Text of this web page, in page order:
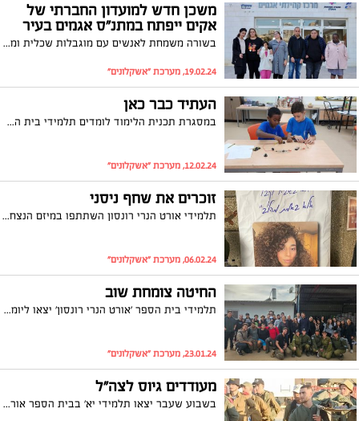
משכן חדש למועדון החברתי של
אקים ייפתח במתנ"ס אגמים בעיר
בשורה משמחת לאנשים עם מוגבלות שכלית ומשפחותיהם באשקלון. לאחר תקופה ארוכה של חיפושים ותודות להתגייסותה של עיריית אשקלון לסיוע בנושא, נמצא למועדון אקים מקום באחד המתנ"סים היפים במדינה. המועדון ייתן מענה לכ-40 אנשים עם מוגבלות, תושבי העיר, וישלב בתוכו חוגים וסדנאות ייחודיים לחברי המועדון "בכך באה לידי ביטוי התפיסה הערכית המקדמת הכללת אנשים עם מוגבלות בתוך הקהילה, שהיא חלק מהעיר אשקלון ומהעשייה שבה"עם מוגבלות שכלית ומשפחותיהם באשקלון:
19.02.24, מערכת "אשקלונים"
העתיד כבר כאן
במסגרת תכנית הלימוד לומדים תלמידי בית הספר הראל שימוש במדפסות תלת מימד רובוטיקה אלקטרוניקה ובינה מלאכותית, בנוסף, מלמדים תלמידים מצטיינים את שאר התלמידים באותן התוכניות ."אנו חושפים את התלמידים לכלים טכנולוגיים עכשוויים", מספרת מנהלת בית הספר סיגל אביב.
12.02.24, מערכת "אשקלונים"
זוכרים את שחף ניסני
תלמידי אורט הנרי רונסון השתתפו במיזם הנצחה מרגש לזכר בוגרת בית הספר, שחף ניסני שנרצחה בשבת השחורה
06.02.24, מערכת "אשקלונים"
החיטה צומחת שוב
תלמידי בית הספר 'אורט הנרי רונסון' יצאו ליומיים של התנדבות והכנה לשירות משמעותי במסגרת פרויקט 'החיטה צומחת שוב' של משרד החינוך וצה"ל.
23.01.24, מערכת "אשקלונים"
מעודדים גיוס לצה"ל
בשבוע שעבר יצאו תלמידי יא' בבית הספר אורט צור ברק לשבוע גדנ"ע מאתגר במיוחד בבסיס שדה בוקר.